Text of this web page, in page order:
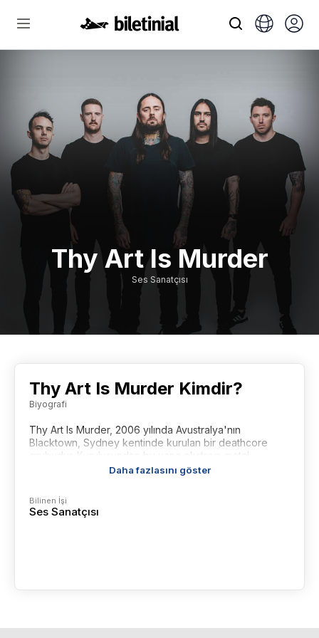
Thy Art Is Murder
Ses Sanatçısı
Thy Art Is Murder Kimdir?
Biyografi
Thy Art Is Murder, 2006 yılında Avustralya'nın
Blacktown, Sydney kentinde kurulan bir deathcore
grubudur. Kuruluşundan bu yana ekstrem metal
sahnesinde kendine sağlam bir yer edinen grup, sert
şarkı sözleriyle tanınır.
Grup, ilk çıkışını 2008 yılında yayımladıkları Infinite
Daha fazlasını göster
Bilinen İşi
Ses Sanatçısı